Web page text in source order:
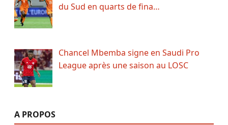
du Sud en quarts de fina…
Chancel Mbemba signe en Saudi Pro
League après une saison au LOSC
A PROPOS